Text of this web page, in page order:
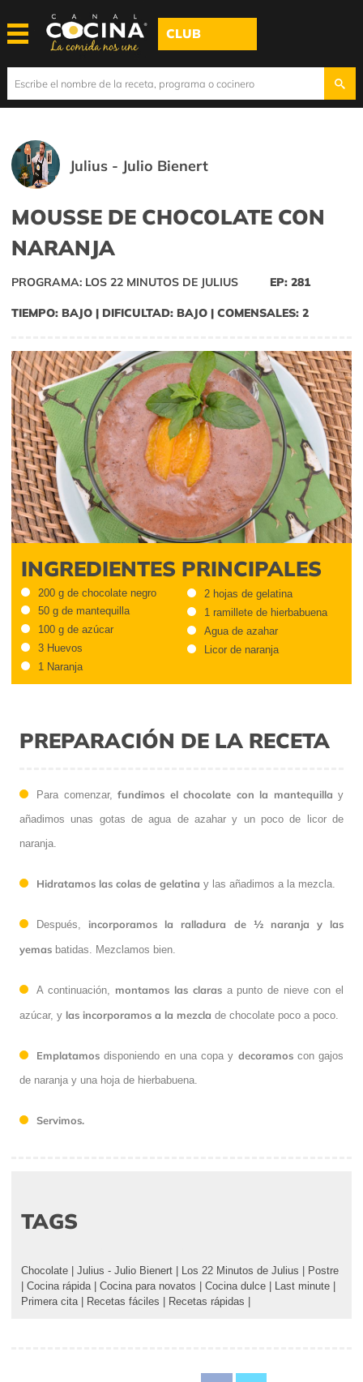
CLUB
Julius - Julio Bienert
MOUSSE DE CHOCOLATE CON
NARANJA
PROGRAMA: LOS 22 MINUTOS DE JULIUS EP: 281
TIEMPO: BAJO | DIFICULTAD: BAJO | COMENSALES: 2
INGREDIENTES PRINCIPALES
200 g de chocolate negro
50 g de mantequilla
100 g de azúcar
3 Huevos
1 Naranja
2 hojas de gelatina
1 ramillete de hierbabuena
Agua de azahar
Licor de naranja
PREPARACIÓN DE LA RECETA
Para comenzar, fundimos el chocolate con la mantequilla y
añadimos unas gotas de agua de azahar y un poco de licor de
naranja.
Hidratamos las colas de gelatina y las añadimos a la mezcla.
Después,
incorporamos la ralladura de ½ naranja y las
yemas batidas. Mezclamos bien.
A continuación, montamos las clarasa punto de nieve con el
azúcar, y las incorporamos a la mezcla de chocolate poco a poco.
Emplatamos disponiendo en una copa y decoramoscon gajos
de naranja y una hoja de hierbabuena.
Servimos.
TAGS
Chocolate Julius - Julio Bienert Los 22 Minutos de Julius
Postre
Cocina rápida Cocina para novatos Cocina dulce Last minute
Primera cita
Recetas fáciles Recetas rápidas